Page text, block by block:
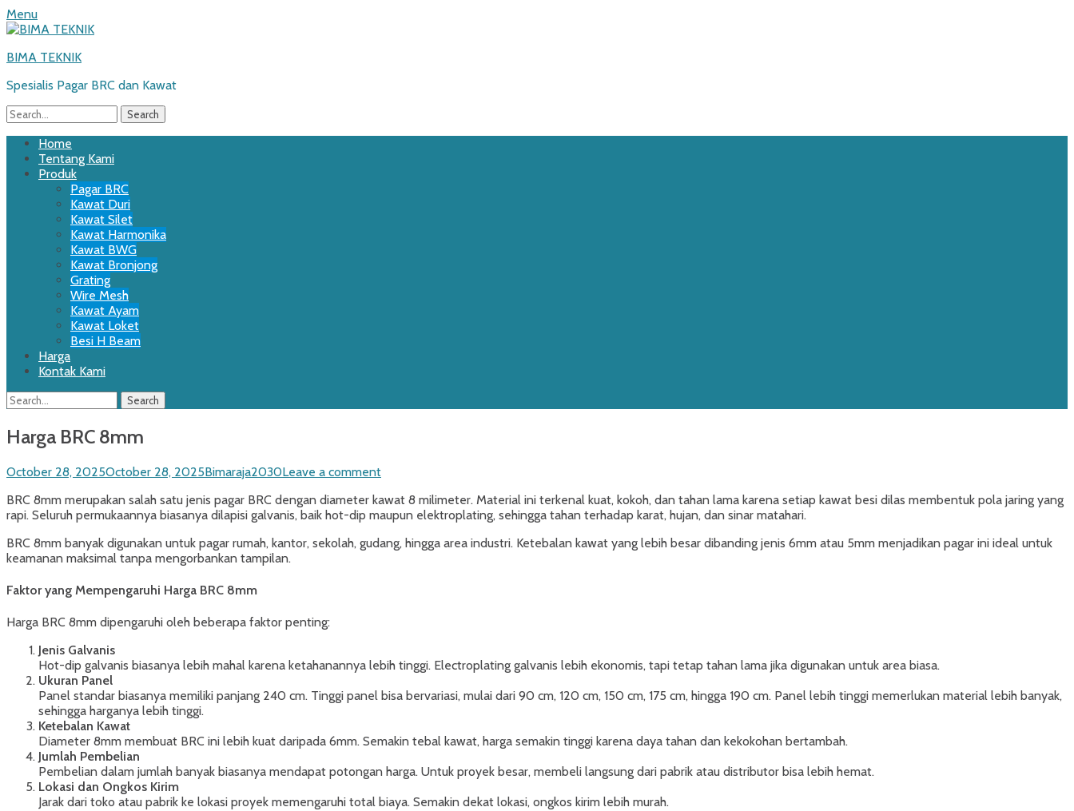
Menu
BIMA TEKNIK
Spesialis Pagar BRC dan Kawat
Search
for:
Primary
Menu
Skip
content
Home
Tentang Kami
Produk
Pagar BRC
Kawat Duri
Kawat Silet
Kawat Harmonika
Kawat BWG
Kawat Bronjong
Grating
Wire Mesh
Kawat Ayam
Kawat Loket
Besi H Beam
Harga
Kontak Kami
Search
Search
for:
Harga BRC 8mm
Posted
October 28, 2025October 28, 2025Author
Bimaraja2030Leave a comment
BRC 8mm merupakan salah satu jenis pagar BRC dengan diameter kawat 8 milimeter. Material ini terkenal kuat, kokoh, dan tahan lama karena setiap kawat besi dilas membentuk pola jaring yang
rapi. Seluruh permukaannya biasanya dilapisi galvanis, baik hot-dip maupun elektroplating, sehingga tahan terhadap karat, hujan, dan sinar matahari.
BRC 8mm banyak digunakan untuk pagar rumah, kantor, sekolah, gudang, hingga area industri. Ketebalan kawat yang lebih besar dibanding jenis 6mm atau 5mm menjadikan pagar ini ideal untuk
keamanan maksimal tanpa mengorbankan tampilan.
Faktor yang Mempengaruhi Harga BRC 8mm
Harga BRC 8mm dipengaruhi oleh beberapa faktor penting:
Jenis Galvanis
Hot-dip galvanis biasanya lebih mahal karena ketahanannya lebih tinggi. Electroplating galvanis lebih ekonomis, tapi tetap tahan lama jika digunakan untuk area biasa.
Ukuran Panel
Panel standar biasanya memiliki panjang 240 cm. Tinggi panel bisa bervariasi, mulai dari 90 cm, 120 cm, 150 cm, 175 cm, hingga 190 cm. Panel lebih tinggi memerlukan material lebih banyak,
sehingga harganya lebih tinggi.
Ketebalan Kawat
Diameter 8mm membuat BRC ini lebih kuat daripada 6mm. Semakin tebal kawat, harga semakin tinggi karena daya tahan dan kekokohan bertambah.
Jumlah Pembelian
Pembelian dalam jumlah banyak biasanya mendapat potongan harga. Untuk proyek besar, membeli langsung dari pabrik atau distributor bisa lebih hemat.
Lokasi dan Ongkos Kirim
Jarak dari toko atau pabrik ke lokasi proyek memengaruhi total biaya. Semakin dekat lokasi, ongkos kirim lebih murah.